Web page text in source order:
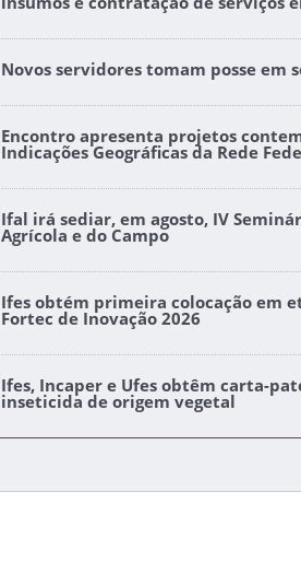
Novos servidores tomam posse em
Encontro apresenta projetos
Indicações Geográficas da Rede
Ifal irá sediar, em agosto, IV
Agrícola e do Campo
Ifes obtém primeira colocação em
Fortec de Inovação 2026
Ifes, Incaper e Ufes obtêm carta-
inseticida de origem vegetal